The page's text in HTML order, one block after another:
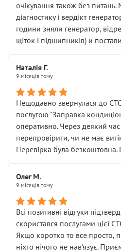
очікування також без
діагностику і вердікт
години зняли генератор,
щіток і підшипників) и
Наталія Г.
9 місяців тому
Нещодавно звернулася до
послугою "Заправка
оперативно. Через деякий
перепровірити, чи не має
Перевірка була
Олег М.
9 місяців тому
Всі позитивні відгуки
скористався послугами цієї
Якщо коротко то все просто,
ніхто нічого не нав'язує.